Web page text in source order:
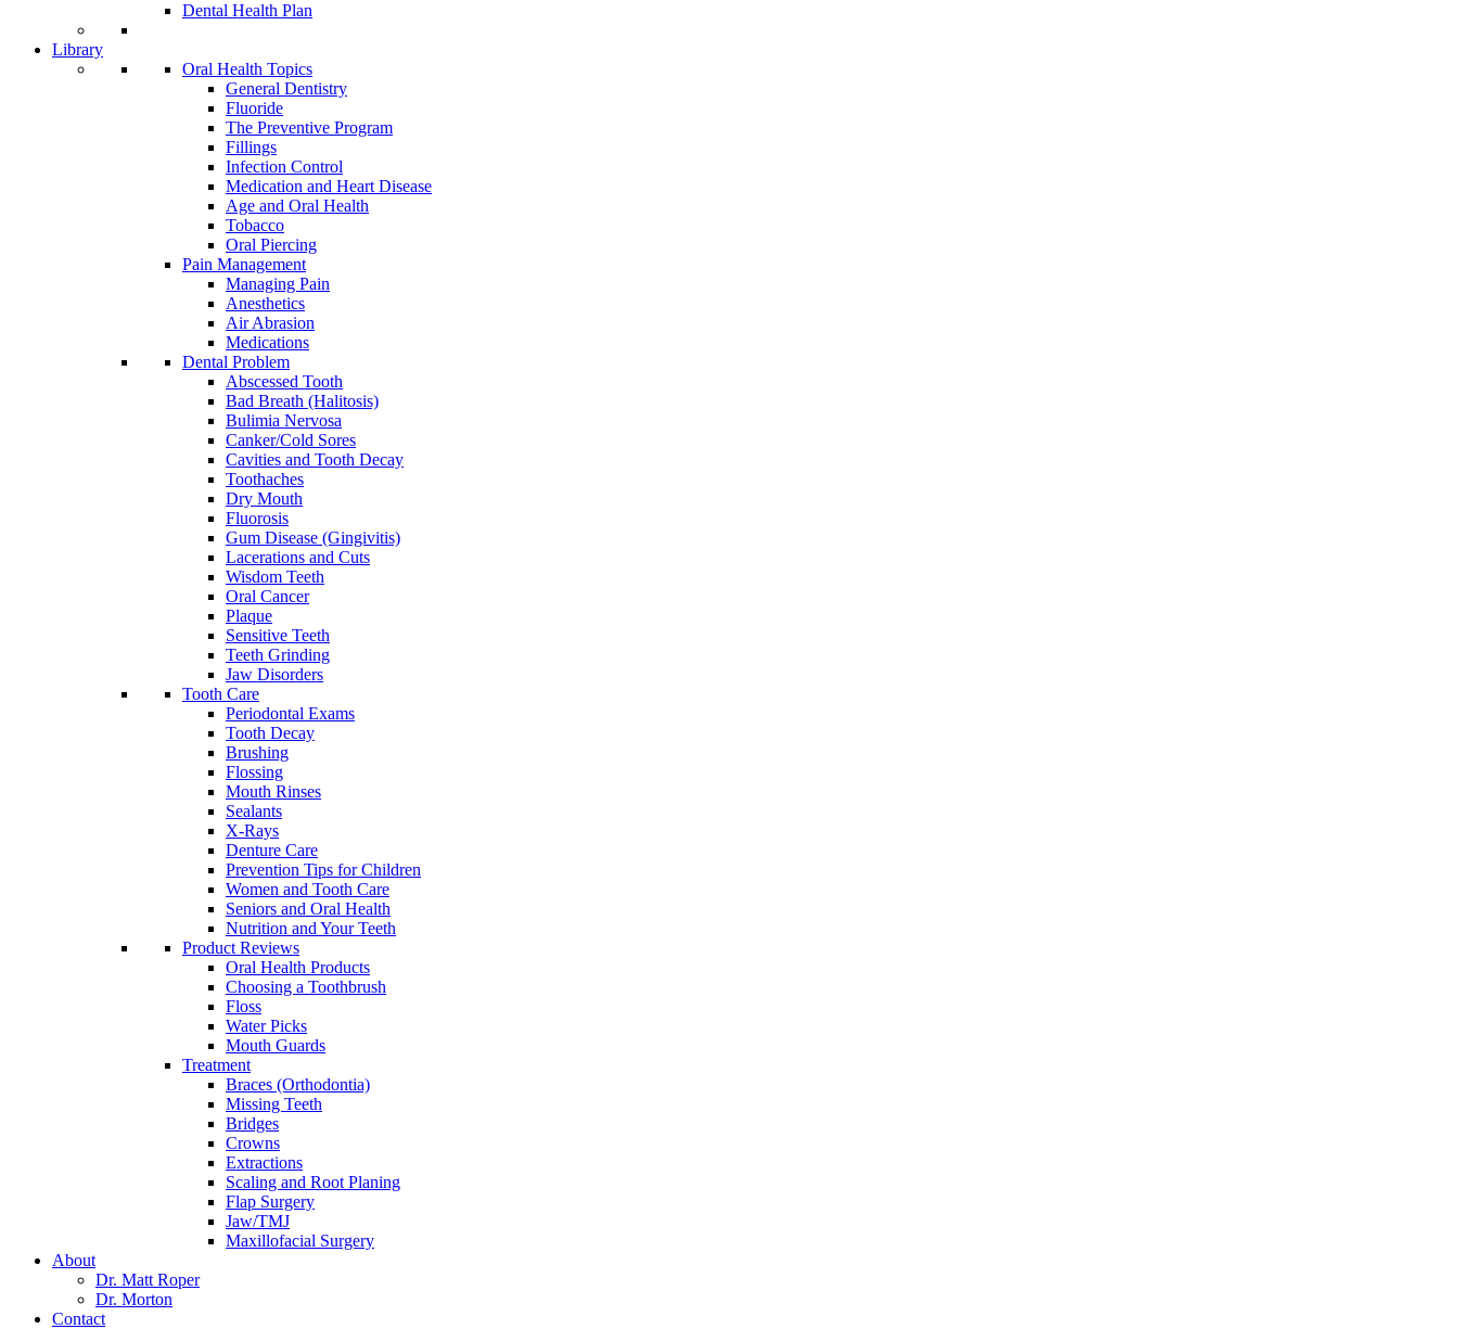
Dental Health Plan
Library
Oral Health Topics
General Dentistry
Fluoride
The Preventive Program
Fillings
Infection Control
Medication and Heart Disease
Age and Oral Health
Tobacco
Oral Piercing
Pain Management
Managing Pain
Anesthetics
Air Abrasion
Medications
Dental Problem
Abscessed Tooth
Bad Breath (Halitosis)
Bulimia Nervosa
Canker/Cold Sores
Cavities and Tooth Decay
Toothaches
Dry Mouth
Fluorosis
Gum Disease (Gingivitis)
Lacerations and Cuts
Wisdom Teeth
Oral Cancer
Plaque
Sensitive Teeth
Teeth Grinding
Jaw Disorders
Tooth Care
Periodontal Exams
Tooth Decay
Brushing
Flossing
Mouth Rinses
Sealants
X-Rays
Denture Care
Prevention Tips for Children
Women and Tooth Care
Seniors and Oral Health
Nutrition and Your Teeth
Product Reviews
Oral Health Products
Choosing a Toothbrush
Floss
Water Picks
Mouth Guards
Treatment
Braces (Orthodontia)
Missing Teeth
Bridges
Crowns
Extractions
Scaling and Root Planing
Flap Surgery
Jaw/TMJ
Maxillofacial Surgery
About
Dr. Matt Roper
Dr. Morton
Contact